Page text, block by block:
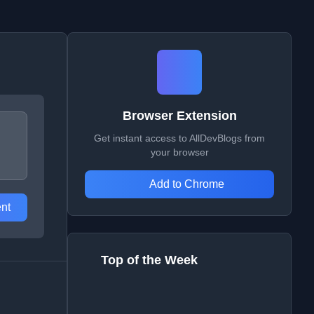
Browser Extension
Get instant access to AllDevBlogs from
your browser
Add to Chrome
Top of the Week